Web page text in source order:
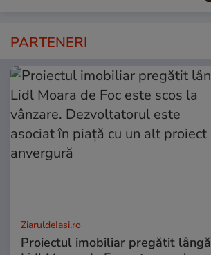
PARTENERI
ZiaruldeIasi.ro
Proiectul imobiliar pregătit lângă